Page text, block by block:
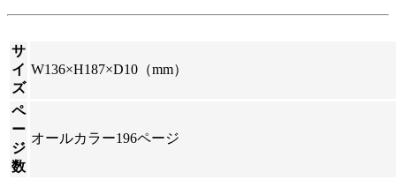
サ
イ
ズ
W136×H187×D10（mm）
ペ
ー
ジ
数
オールカラー196ページ